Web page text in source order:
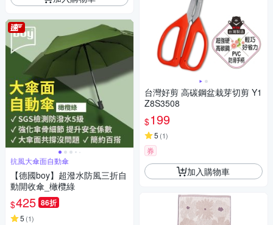
抗風大傘面自動傘
【德國boy】超潑水防風三折自
動開收傘_橄欖綠
$425 86折
5 (1)
台灣好剪 高碳鋼盆栽芽切剪 Y1
Z8S3508
$199
5 (1)
券
加入購物車